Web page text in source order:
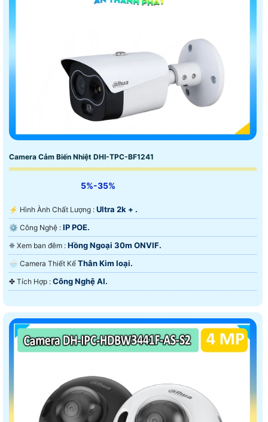
Camera Cảm Biến Nhiệt DHI-TPC-BF1241
5%-35%
️⚡ Hình Ành Chất Lượng : Ultra 2k + .
⚙ Công Nghệ : IP POE.
❈ Xem ban đêm : Hồng Ngoại 30m ONVIF.
🌧️ Camera Thiết Kế Thân Kim loại.
️✤ Tích Hợp : Công Nghệ AI.